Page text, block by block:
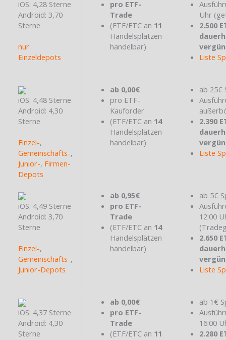
iOS: 4,28 Sterne
Android: 3,70
Sterne
nur
Einzeldepots
pro ETF-
Trade
(ETF/ETC an 11
Handelsplätzen
handelbar)
Uhr
2.500
Liste
iOS: 4,48 Sterne
Android: 4,30
Sterne
Einzel-,
Gemeinschafts-,
Junior-, Firmen-
Depots
ab 0,00€
pro ETF-
Kauforder
(ETF/ETC an 14
Handelsplätzen
handelbar)
ab 25€
2.390
Liste
iOS: 4,49 Sterne
Android: 3,70
Sterne
Einzel-,
Gemeinschafts-,
Junior-Depots
ab 0,95€
pro ETF-
Trade
(ETF/ETC an 14
Handelsplätzen
handelbar)
ab 5€
12:00
2.650
Liste
iOS: 4,37 Sterne
Android: 4,30
Sterne
ab 0,00€
pro ETF-
Trade
(ETF/ETC an 11
ab 1€
16:00
2.280